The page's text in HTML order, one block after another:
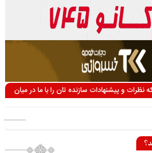
نظرات و پیشنهادات سازنده تان را با ما در میان